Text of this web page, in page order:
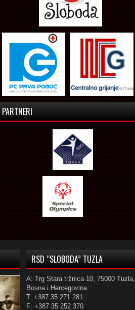
PARTNERI
RSD “SLOBODA” TUZLA
A: Trg Stara tržnica 10, 75000 Tuzla,
Bosna i Hercegovina
T: +387 35 271 281
F: +387 35 252 370